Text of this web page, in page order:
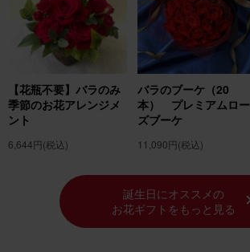
【花瓶不要】バラのみ
季節のお花アレンジメ
ント
6,644円(税込)
バラのブーケ（20
本） プレミアムロー
ズブーケ
11,090円(税込)
誕生日にオススメの
お花ギフトをもっと見る